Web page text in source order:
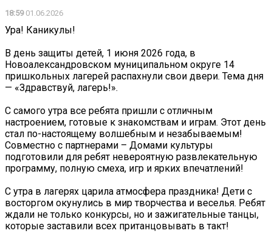
18:5901.06.2026
Ура! Каникулы!
В день защиты детей, 1 июня 2026 года, в
Новоалександровском муниципальном округе 14
пришкольных лагерей распахнули свои двери. Тема дня
— «Здравствуй, лагерь!».
С самого утра все ребята пришли с отличным
настроением, готовые к знакомствам и играм. Этот день
стал по-настоящему волшебным и незабываемым!
Совместно с партнерами – Домами культуры
подготовили для ребят невероятную развлекательную
программу, полную смеха, игр и ярких впечатлений!
С утра в лагерях царила атмосфера праздника! Дети с
восторгом окунулись в мир творчества и веселья. Ребят
ждали не только конкурсы, но и зажигательные танцы,
которые заставили всех пританцовывать в такт!